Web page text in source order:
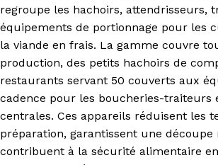
regroupe les hachoirs, attendrisseurs,
équipements de portionnage pour les
la viande en frais. La gamme couvre
production, des petits hachoirs de
restaurants servant 50 couverts aux
cadence pour les boucheries-traiteurs
centrales. Ces appareils réduisent les
préparation, garantissent une
contribuent à la sécurité alimentaire